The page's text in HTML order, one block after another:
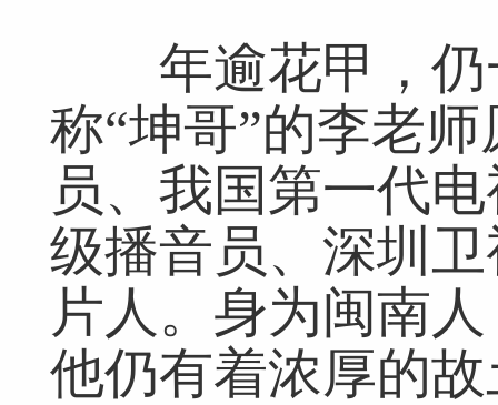
年逾花甲，仍
称“坤哥”的李老
员、我国第一代
级播音员、深圳
片人。身为闽南
他仍有着浓厚的